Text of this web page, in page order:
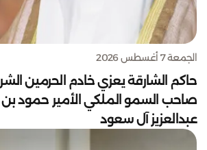
الجمعة 7 أغسطس 2026
حاكم الشارقة يعزي خادم الحرمين
صاحب السمو الملكي الأمير حمود
عبدالعزيز آل سعود